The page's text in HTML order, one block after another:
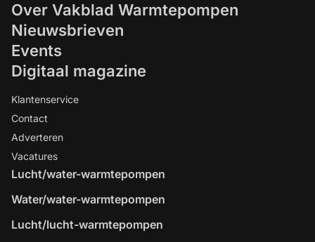
Over Vakblad Warmtepompen
Nieuwsbrieven
Events
Digitaal magazine
Klantenservice
Contact
Adverteren
Vacatures
Lucht/water-warmtepompen
Water/water-warmtepompen
Lucht/lucht-warmtepompen